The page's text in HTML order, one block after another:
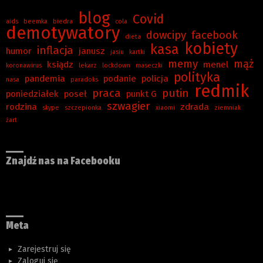
aids beemka biedra blog cola Covid
demotywatory dieta dowcipy facebook
humor inflacja janusz jasiu kartki kasa kobiety
koronawirus ksiądz lekarz lockdown maseczki memy menel mąż
nasa pandemia paradoks podanie policja polityka
poniedziałek poseł praca punkt G putin redmik
rodzina skype szczepionka szwagier xiaomi zdrada
ziemniak
żart
Znajdź nas na Facebooku
Meta
Zarejestruj się
Zaloguj się